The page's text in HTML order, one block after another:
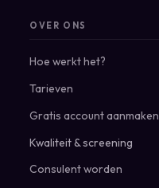
OVER ONS
Hoe werkt het?
Tarieven
Gratis account aanmaken
Kwaliteit & screening
Consulent worden